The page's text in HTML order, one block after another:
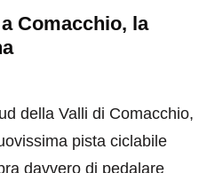
Comacchio, la
della Valli di Comacchio,
pista ciclabile
davvero di pedalare